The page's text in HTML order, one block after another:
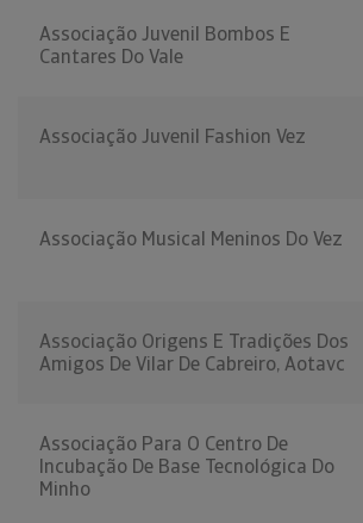
Associação Juvenil Bombos E
Cantares Do Vale
Associação Juvenil Fashion Vez
Associação Musical Meninos Do Vez
Associação Origens E Tradições Dos
Amigos De Vilar De Cabreiro, Aotavc
Associação Para O Centro De
Incubação De Base Tecnológica Do
Minho